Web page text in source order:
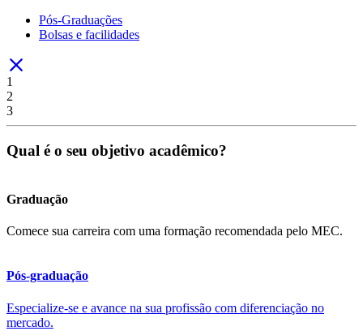
Pós-Graduações
Bolsas e facilidades
1
2
3
Qual é o seu objetivo acadêmico?
Graduação
Comece sua carreira com uma formação recomendada pelo MEC.
Pós-graduação
Especialize-se e avance na sua profissão com diferenciação no
mercado.